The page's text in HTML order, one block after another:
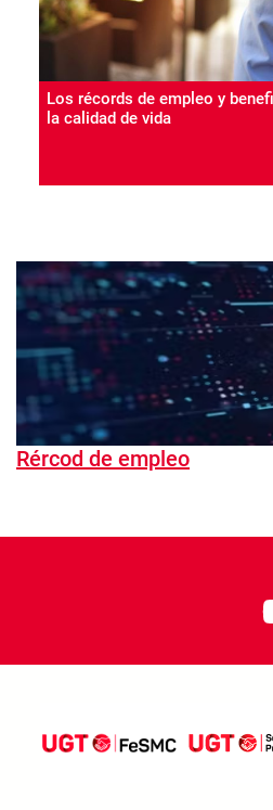
Los récords de empleo y
la calidad de vida
Rércod de empleo